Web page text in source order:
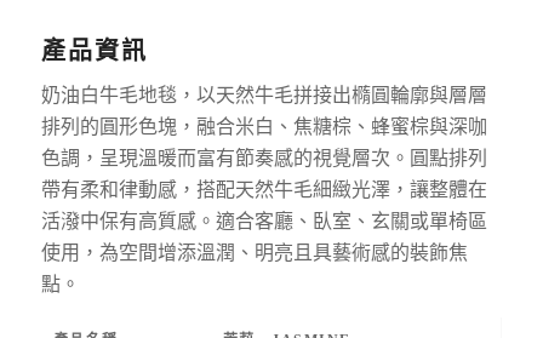
產品資訊
奶油白牛毛地毯，以天然牛毛拼接出橢圓輪廓與層層
排列的圓形色塊，融合米白、焦糖棕、蜂蜜棕與深咖
色調，呈現溫暖而富有節奏感的視覺層次。圓點排列
帶有柔和律動感，搭配天然牛毛細緻光澤，讓整體在
活潑中保有高質感。適合客廳、臥室、玄關或單椅區
使用，為空間增添溫潤、明亮且具藝術感的裝飾焦
點。